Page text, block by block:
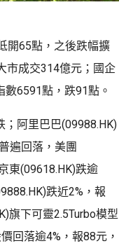
開65點，之後跌幅擴
市成交314億元；國企
6591點，跌91點。
；阿里巴巴(09988.HK)
遍回落，美團
東(09618.HK)跌逾
跌近2%，報
旗下可靈2.5Turbo模型
回落逾4%，報88元，